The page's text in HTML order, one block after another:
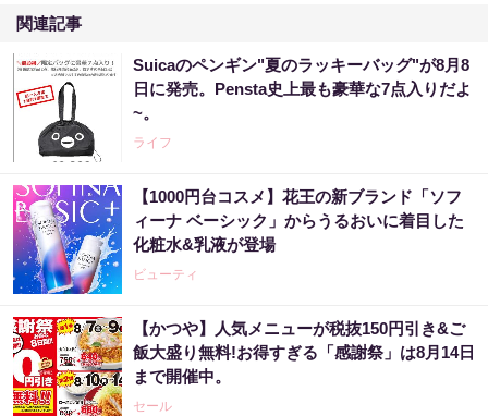
関連記事
Suicaのペンギン"夏のラッキーバッグ"が8月8
日に発売。Pensta史上最も豪華な7点入りだよ
~。
ライフ
【1000円台コスメ】花王の新ブランド「ソフ
ィーナ ベーシック」からうるおいに着目した
化粧水&乳液が登場
ビューティ
【かつや】人気メニューが税抜150円引き&ご
飯大盛り無料!お得すぎる「感謝祭」は8月14日
まで開催中。
セール